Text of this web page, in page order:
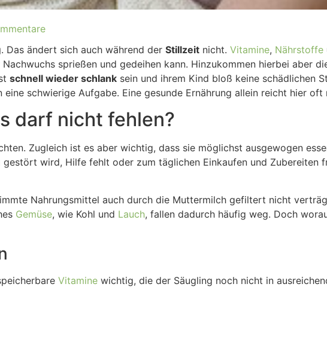
Das ändert sich auch während der Stillzeit nicht. Vitamine, Nährstoffe
sprießen und gedeihen kann. Hinzukommen hierbei aber
schnell wieder schlank sein und ihrem Kind bloß keine schädlichen
schwierige Aufgabe. Eine gesunde Ernährung allein reicht hier oft
darf nicht fehlen?
Zugleich ist es aber wichtig, dass sie möglichst ausgewogen
wird, Hilfe fehlt oder zum täglichen Einkaufen und Zubereiten
Nahrungsmittel auch durch die Muttermilch gefiltert nicht
Gemüse, wie Kohl und Lauch, fallen dadurch häufig weg. Doch
Vitamine wichtig, die der Säugling noch nicht in